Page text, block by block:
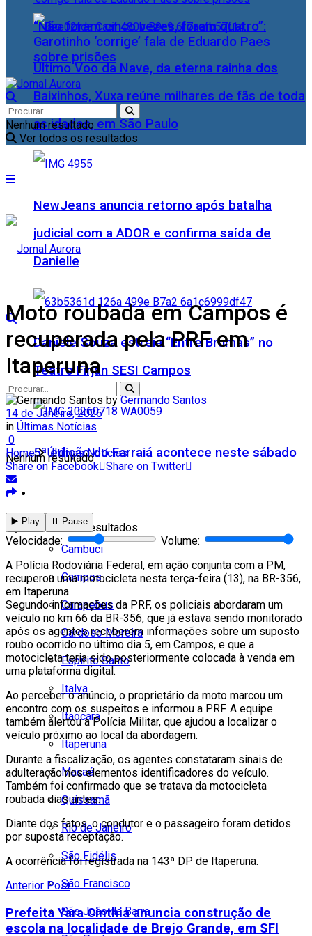
Último Voo da Nave, da eterna rainha dos
Baixinhos, Xuxa reúne milhares de fãs de toda
as idades, em São Paulo
NewJeans anuncia retorno após batalha
judicial com a ADOR e confirma saída de
Danielle
Daniele Souza estreia “Entre Brumas” no
Teatro Firjan SESI Campos
5ª edição do Farraiá acontece neste sábado
Todos
Cambuci
Campos
Carapebus
Cardoso Moreira
Espírito Santo
Italva
Itaocara
Itaperuna
Macaé
Quissamã
Rio de Janeiro
São Fidélis
São Francisco
São João da Barra
“Não foram cinco vezes, foram quatro”:
Garotinho ‘corrige’ fala de Eduardo Paes
sobre prisões
Nenhum resultado
Ver todos os resultados
Nenhum resultado
Ver todos os resultados
Moto roubada em Campos é
recuperada pela PRF em
Itaperuna
by Germando Santos
14 de Janeiro, 2026
in Últimas Notícias
0
Home
Últimas Notícias
Share on Facebook Share on Twitter
▶️ Play ⏸️ Pause
Velocidade:
Volume:
A Polícia Rodoviária Federal, em ação conjunta com a PM,
recuperou uma motocicleta nesta terça-feira (13), na BR-356,
em Itaperuna.
Segundo informações da PRF, os policiais abordaram um
veículo no km 66 da BR-356, que já estava sendo monitorado
após os agentes receberem informações sobre um suposto
roubo ocorrido no último dia 5, em Campos, e que a
motocicleta teria sido posteriormente colocada à venda em
uma plataforma digital.
Ao perceber o anúncio, o proprietário da moto marcou um
encontro com os suspeitos e informou a PRF. A equipe
também alertou a Polícia Militar, que ajudou a localizar o
veículo próximo ao local da abordagem.
Durante a fiscalização, os agentes constataram sinais de
adulteração nos elementos identificadores do veículo.
Também foi confirmado que se tratava da motocicleta
roubada dias antes.
Diante dos fatos, o condutor e o passageiro foram detidos
por suposta receptação.
A ocorrência foi registrada na 143ª DP de Itaperuna.
Anterior Post
Prefeita Yara Cinthia anuncia construção de
escola na localidade de Brejo Grande, em SFI